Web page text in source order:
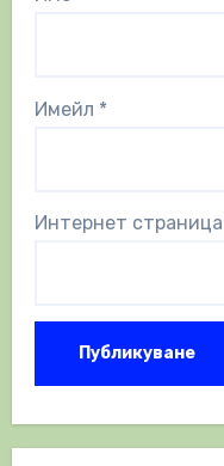
Имейл *
Интернет страница